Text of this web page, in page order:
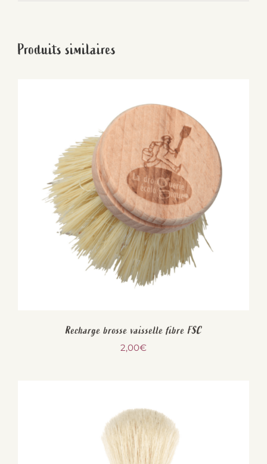
Produits similaires
Recharge brosse vaisselle fibre FSC
2,00€